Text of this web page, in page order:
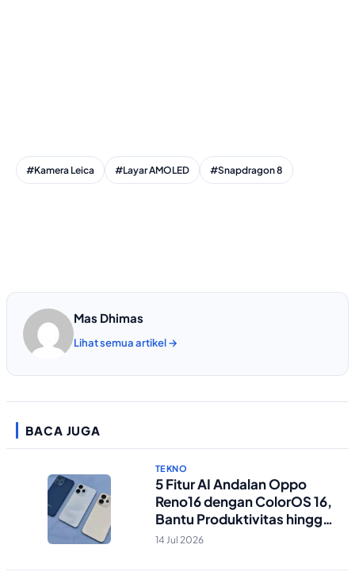
#Kamera Leica #Layar AMOLED #Snapdragon 8
Mas Dhimas
Lihat semua artikel →
BACA JUGA
TEKNO
5 Fitur AI Andalan Oppo
Reno16 dengan ColorOS 16,
Bantu Produktivitas hingga
Edit Foto Lebih Praktis
14 Jul 2026